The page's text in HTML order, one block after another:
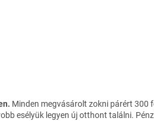
Minden megvásárolt zokni párért 300
esélyük legyen új otthont találni.